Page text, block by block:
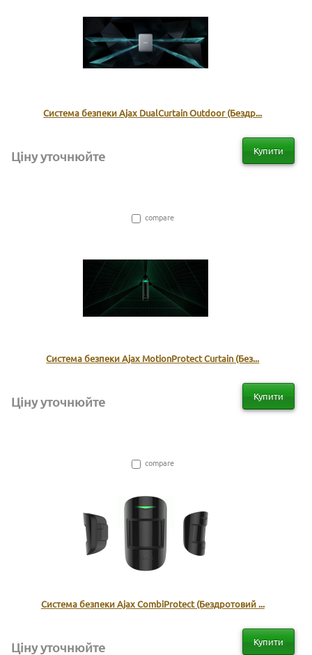
Система безпеки Ajax DualCurtain Outdoor (Бездр...
Ціну уточнюйте Купити
compare
Система безпеки Ajax MotionProtect Curtain (Без...
Ціну уточнюйте Купити
compare
Система безпеки Ajax CombiProtect (Бездротовий ...
Ціну уточнюйте Купити